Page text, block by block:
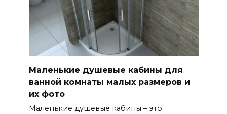
Маленькие душевые кабины для
ванной комнаты малых размеров и
их фото
Маленькие душевые кабины – это